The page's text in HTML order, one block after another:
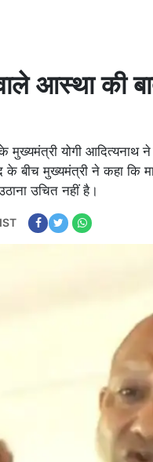
आस्था की
योगी आदित्यनाथ ने
के बीच मुख्यमंत्री ने कहा कि
उचित नहीं है।